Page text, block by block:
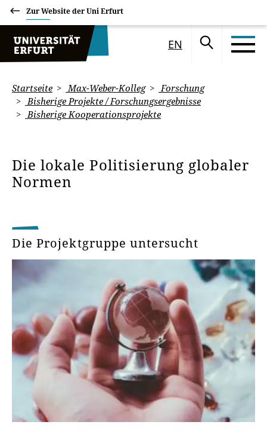
Zur Website der Uni Erfurt
EN
Startseite Max-Weber-Kolleg
Forschung
Bisherige Projekte / Forschungsergebnisse
Bisherige Kooperationsprojekte
Die lokale Politisierung globaler
Normen
Die Projektgruppe untersucht